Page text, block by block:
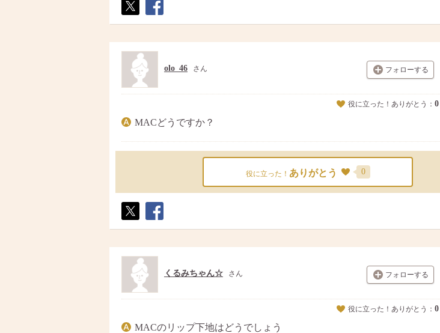
ト
ア
フォローする
olo_46 さん
役に立った！ありがとう： 0
MACどうですか？
役に立った！ ありがとう 0
ト
ア
フォローする
くるみちゃん☆ さん
役に立った！ありがとう： 0
MACのリップ下地はどうでしょう